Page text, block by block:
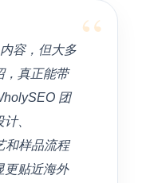
“
容，但大多
，真正能带
团
、
和样品流程
更贴近海外